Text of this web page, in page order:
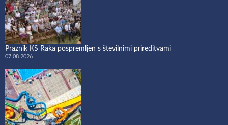
Praznik KS Raka pospremljen s številnimi prireditvami
07.08.2026